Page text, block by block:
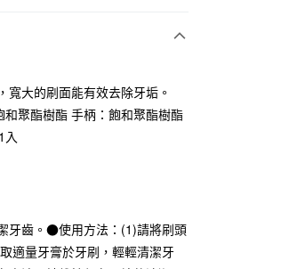
台中商業銀行
華泰商業銀行
寬大的刷面能有效去除牙垢。
聚酯樹酯 手柄：飽和聚酯樹酯
入
牙齒。●使用方法：(1)請將刷頭
適量牙膏於牙刷，輕輕清潔牙